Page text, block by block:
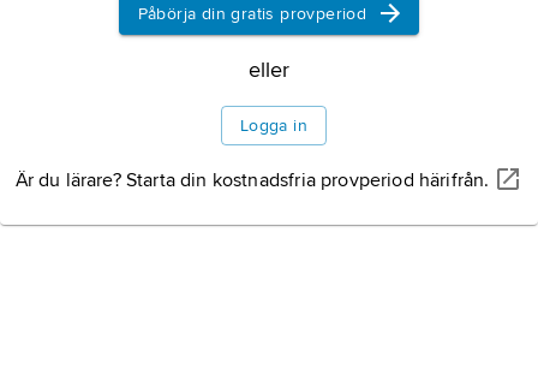
Påbörja din gratis provperiod
eller
Logga in
Är du lärare? Starta din kostnadsfria provperiod härifrån.